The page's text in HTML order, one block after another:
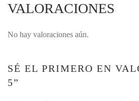
VALORACIONES
No hay valoraciones aún.
SÉ EL PRIMERO EN
5”